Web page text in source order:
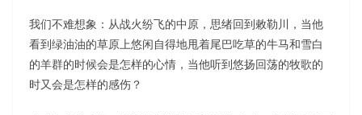
我们不难想象：从战火纷飞的中原，思绪回到敕勒川，当他
看到绿油油的草原上悠闲自得地甩着尾巴吃草的牛马和雪白
的羊群的时候会是怎样的心情，当他听到悠扬回荡的牧歌的
时又会是怎样的感伤？